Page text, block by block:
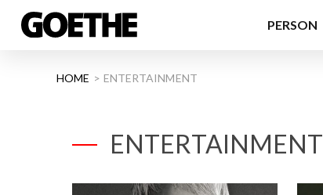
PERSON
HOME ENTERTAINMENT
ENTERTAINMENT